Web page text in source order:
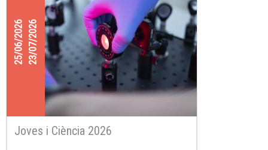
25/06/202623/07/2026
Joves i Ciència 2026